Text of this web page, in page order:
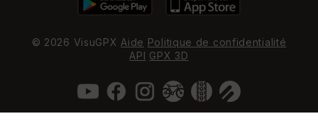
© 2026 VisuGPX Aide Politique de confidentialité
API GPX 3D